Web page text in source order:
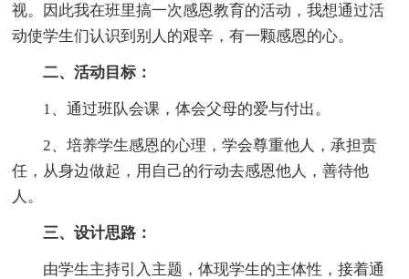
视。因此我在班里搞一次感恩教育的活动，我想通过活
动使学生们认识到别人的艰辛，有一颗感恩的心。
二、活动目标：
1、通过班队会课，体会父母的爱与付出。
2、培养学生感恩的心理，学会尊重他人，承担责
任，从身边做起，用自己的行动去感恩他人，善待他
人。
三、设计思路：
由学生主持引入主题，体现学生的主体性，接着通